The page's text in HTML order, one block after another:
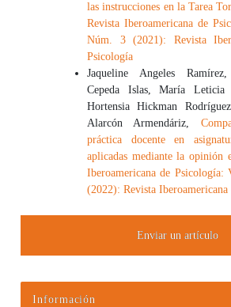
las instrucciones en la Tarea
Revista Iberoamericana de
Núm. 3 (2021): Revista
Psicología
Jaqueline Angeles
Cepeda Islas, María Leticia
Hortensia Hickman
Alarcón Armendáriz,
práctica docente en
aplicadas mediante la opinión
Iberoamericana de
(2022): Revista Iberoamericana
Enviar un artículo
Información